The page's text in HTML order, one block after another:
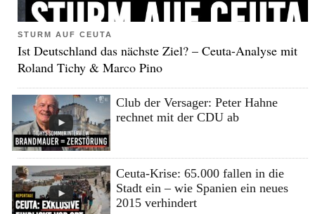
STURM AUF CEUTA
Ist Deutschland das nächste Ziel? – Ceuta-Analyse mit
Roland Tichy & Marco Pino
Club der Versager: Peter Hahne
rechnet mit der CDU ab
Ceuta-Krise: 65.000 fallen in die
Stadt ein – wie Spanien ein neues
2015 verhindert